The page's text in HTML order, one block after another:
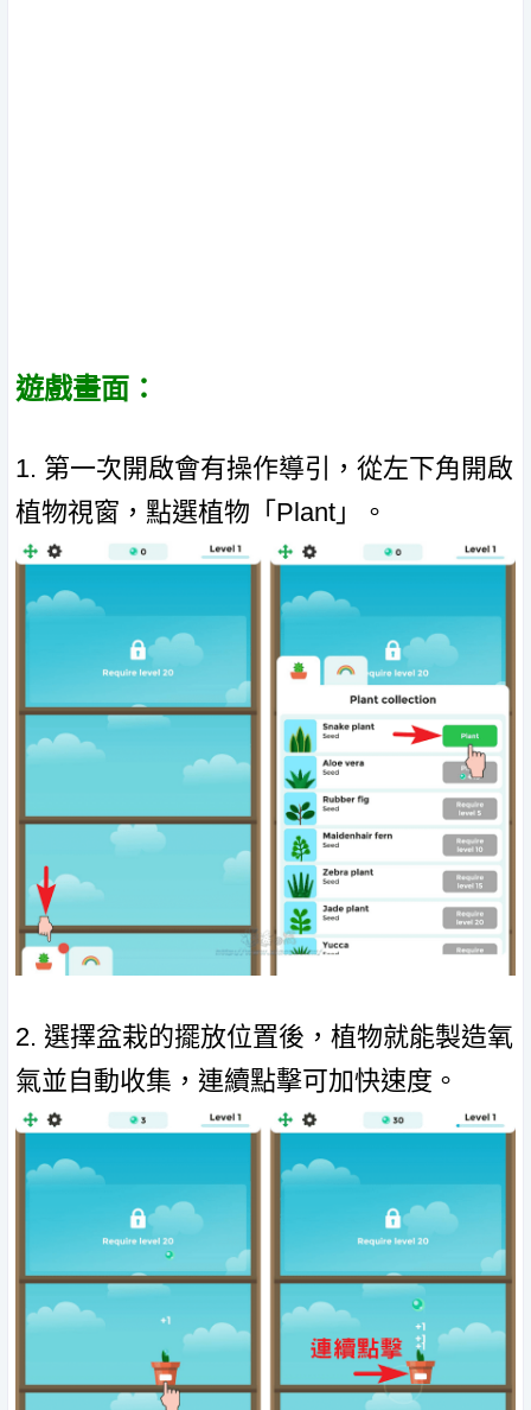
遊戲畫面：
1. 第一次開啟會有操作導引，從左下角開啟
植物視窗，點選植物「Plant」。
2. 選擇盆栽的擺放位置後，植物就能製造氧
氣並自動收集，連續點擊可加快速度。